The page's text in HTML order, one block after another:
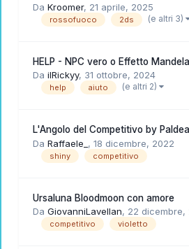
Da Kroomer, 21 aprile, 2025
rossofuoco 2ds (e altri 3)
HELP - NPC vero o Effetto
Da ilRickyy, 31 ottobre, 2024
help aiuto (e altri 2)
L'Angolo del Competitivo by
Da Raffaele_ , 18 dicembre, 2022
shiny competitivo
Ursaluna Bloodmoon con amore
Da GiovanniLavellan, 22 dicembre,
competitivo violetto